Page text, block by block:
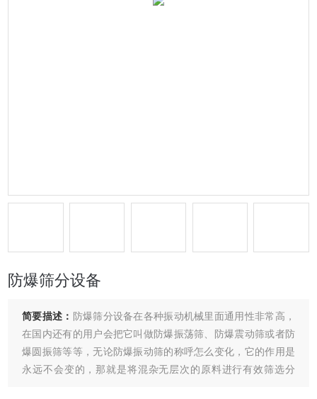
防爆筛分设备
简要描述： 防爆筛分设备在各种振动机械里面通用性非常高，
在国内还有的用户会把它叫做防爆振荡筛、防爆震动筛或者防
爆圆振筛等等，无论防爆振动筛的称呼怎么变化，它的作用是
永远不会变的，那就是将混杂无层次的原料进行有效筛选分